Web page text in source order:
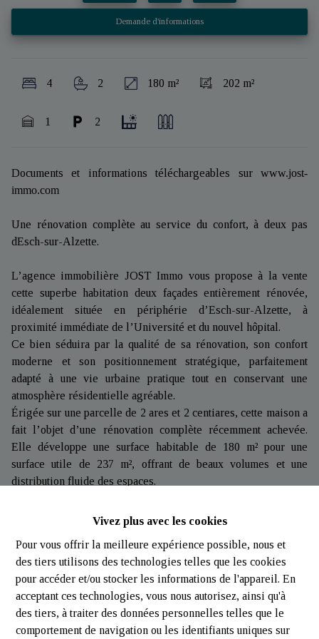
Vivez plus avec les cookies
Pour vous offrir la meilleure expérience possible, nous et
des tiers utilisons des technologies telles que les cookies
pour accéder et/ou stocker les informations de l'appareil. En
acceptant ces technologies, vous nous autorisez, ainsi qu'à
des tiers, à traiter des données personnelles telles que le
comportement de navigation ou les identifiants uniques sur
Demande d'informations
4 2 180 m² 202 m²
1 2
Documents et informations téléchargeables sur www.jost-
immo.com
Une rénovation complète au service du confort, à deux pas
dEsch-sur-Alzette.
L’agence immobilière JOST Immo vous propose à la vente
cette superbe habitation deux façades entièrement rénovée,
idéalement située en périphérie d’Esch-sur-Alzette, à
proximité immédiate de l’Université et du nouvel hôpital.
Ce bien séduira par la qualité de sa rénovation, son confort
moderne et son positionnement stratégique, parfaitement
adapté à une vie urbaine pratique tout en conservant une
atmosphère résidentielle agréable.
Érigée sur une parcelle de 2 ares et 2 centiares, cette maison a
fait l’objet d’une rénovation complète récemment achevée.
Elle développe une surface habitable de 180 m² pour une
surface utile de 237 m², offrant de beaux volumes et une
distribution fluide des espaces.
Rez-de-chaussée :
Un hall d’entrée avec rangements intégrés mène vers une
toilette individuelle, puis vers un vaste espace de vie lumineux
comprenant le salon, la salle à manger et la cuisine ouverte. De
larges baies vitrées permettent un accès direct au jardin,